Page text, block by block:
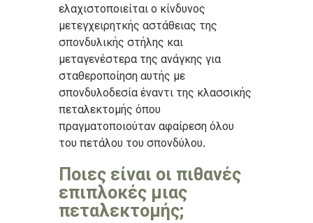
ελαχιστοποιείται ο κίνδυνος
μετεγχειρητκής αστάθειας της
σπονδυλικής στήλης και
μεταγενέστερα της ανάγκης για
σταθεροποίηση αυτής με
σπονδυλοδεσία έναντι της κλασσικής
πεταλεκτομής όπου
πραγματοποιούταν αφαίρεση όλου
του πετάλου του σπονδύλου.
Ποιες είναι οι πιθανές
επιπλοκές μιας
πεταλεκτομής;